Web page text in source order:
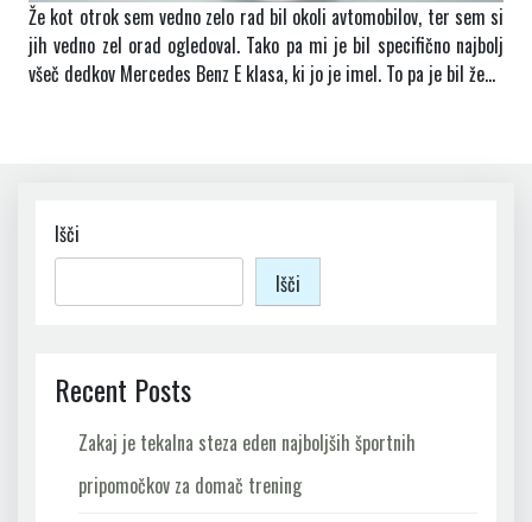
Že kot otrok sem vedno zelo rad bil okoli avtomobilov, ter sem si
jih vedno zel orad ogledoval. Tako pa mi je bil specifično najbolj
všeč dedkov Mercedes Benz E klasa, ki jo je imel. To pa je bil že…
Išči
Išči
Recent Posts
Zakaj je tekalna steza eden najboljših športnih
pripomočkov za domač trening